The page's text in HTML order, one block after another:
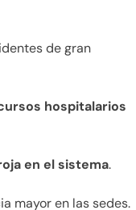
de gran
hospitalarios
en el sistema.
mayor en las sedes.